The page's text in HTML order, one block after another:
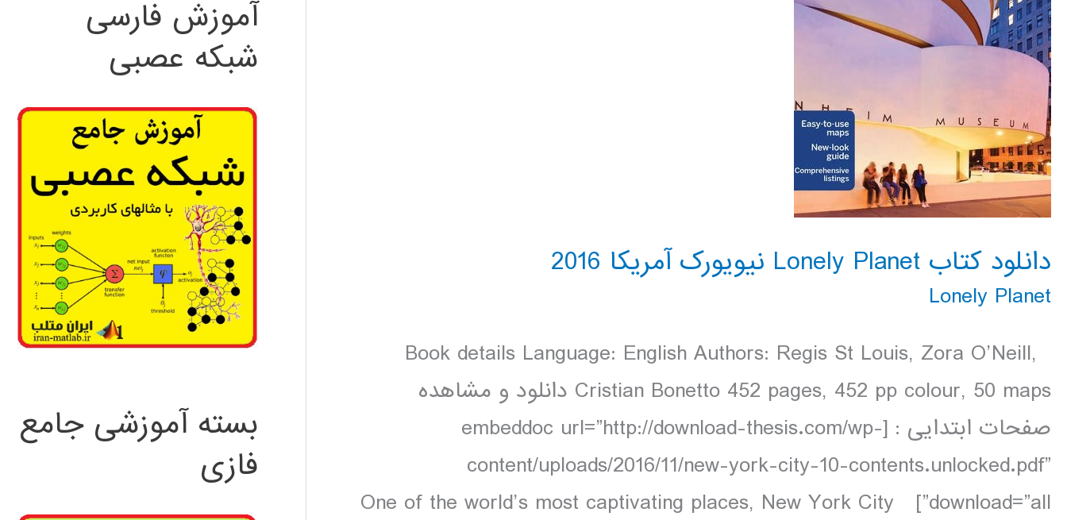
دانلود کتاب Lonely Planet نیویورک آمریکا 2016
Lonely Planet
Book details Language: English Authors: Regis St Louis, Zora O’Neill,
Cristian Bonetto 452 pages, 452 pp colour, 50 maps دانلود و مشاهده
صفحات ابتدایی : [embeddoc url=”http://download-thesis.com/wp-
content/uploads/2016/11/new-york-city-10-contents.unlocked.pdf”
download=”all”] One of the world’s most captivating places, New York City
آموزش فارسی
شبکه عصبی
بسته آموزشی جامع
فازی